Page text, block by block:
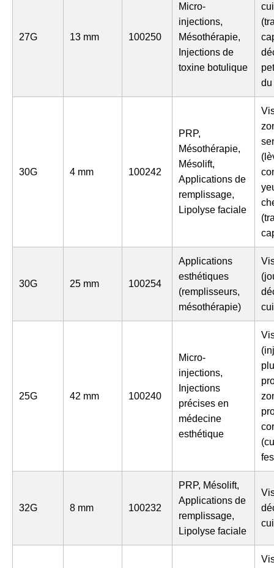
27G 13 mm 100250
Micro-
injections,
Mésothérapie,
Injections de
toxine botulique
du
30G 4 mm 100242
PRP,
Mésothérapie,
Mésolift,
Applications de
remplissage,
Lipolyse faciale
30G 25 mm 100254
Applications
esthétiques
(remplisseurs,
mésothérapie)
25G 42 mm 100240
Micro-
injections,
Injections
précises en
médecine
esthétique
32G 8 mm 100232
PRP, Mésolift,
Applications de
remplissage,
Lipolyse faciale